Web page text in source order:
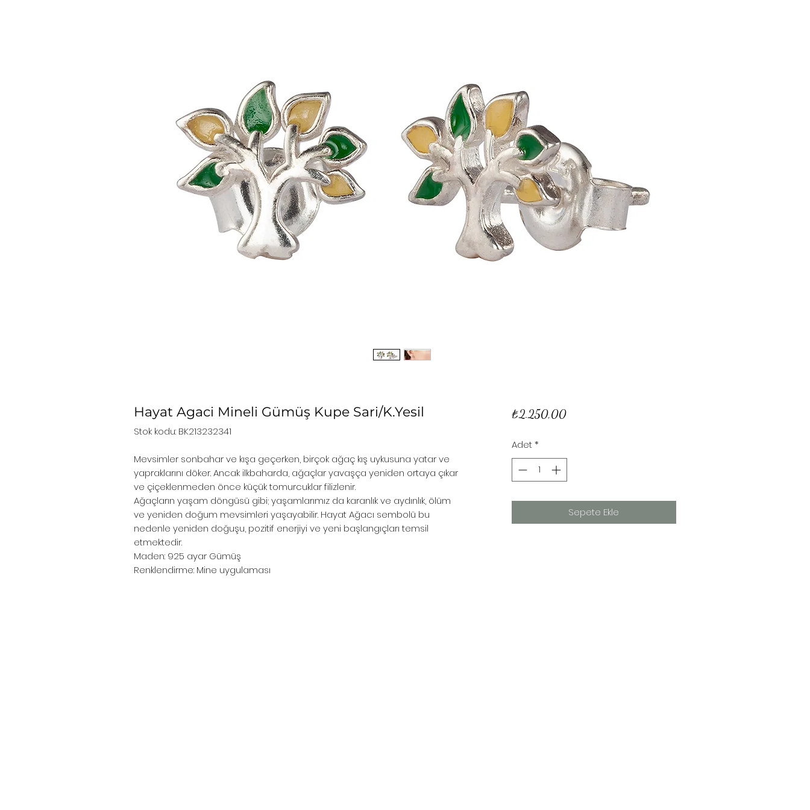
Hayat Agaci Mineli Gümüş Kupe Sari/K.Yesil
Stok kodu: BK213232341
Mevsimler sonbahar ve kışa geçerken, birçok ağaç kış uykusuna yatar ve
yapraklarını döker. Ancak ilkbaharda, ağaçlar yavaşça yeniden ortaya çıkar
ve çiçeklenmeden önce küçük tomurcuklar filizlenir.
Ağaçların yaşam döngüsü gibi; yaşamlarımız da karanlık ve aydınlık, ölüm
ve yeniden doğum mevsimleri yaşayabilir. Hayat Ağacı sembolü bu
nedenle yeniden doğuşu, pozitif enerjiyi ve yeni başlangıçları temsil
etmektedir.
Maden: 925 ayar Gümüş
Renklendirme: Mine uygulaması
₺2.250,00Fiyat
Adet *
Sepete Ekle